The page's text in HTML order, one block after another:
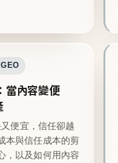
GEO
當內容變便
便宜，信任卻越
本與信任成本的剪
，以及如何用內容